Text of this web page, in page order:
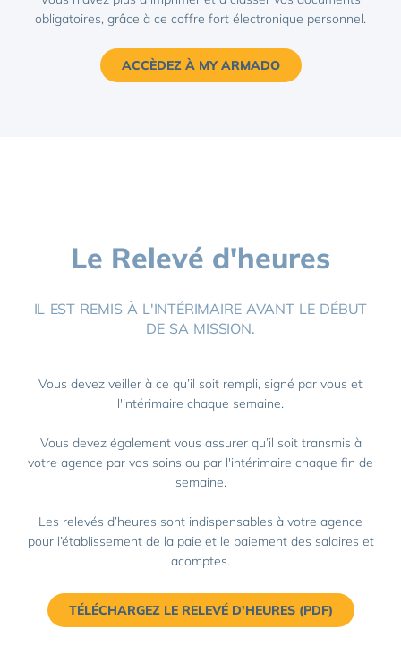
obligatoires, grâce à ce coffre fort électronique personnel.
ACCÈDEZ À MY ARMADO
Le Relevé d'heures
IL EST REMIS À L'INTÉRIMAIRE AVANT LE DÉBUT
DE SA MISSION.
Vous devez veiller à ce qu’il soit rempli, signé par vous et
l'intérimaire chaque semaine.
Vous devez également vous assurer qu’il soit transmis à
votre agence par vos soins ou par l'intérimaire chaque fin de
semaine.
Les relevés d’heures sont indispensables à votre agence
pour l’établissement de la paie et le paiement des salaires et
acomptes.
TÉLÉCHARGEZ LE RELEVÉ D'HEURES (PDF)